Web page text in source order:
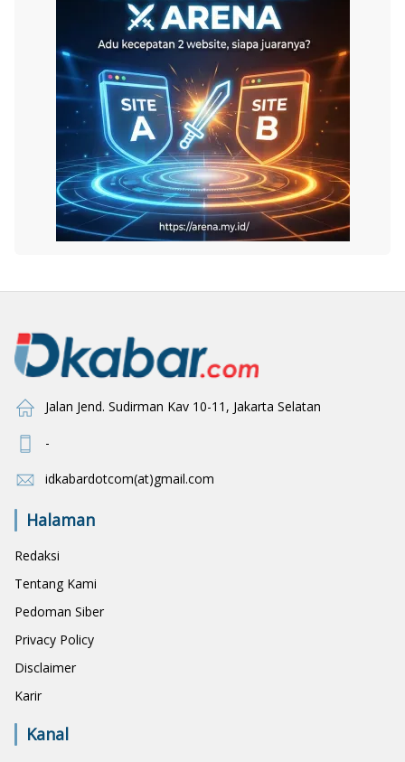
Jalan Jend. Sudirman Kav 10-11, Jakarta Selatan
-
idkabardotcom(at)gmail.com
Halaman
Redaksi
Tentang Kami
Pedoman Siber
Privacy Policy
Disclaimer
Karir
Kanal